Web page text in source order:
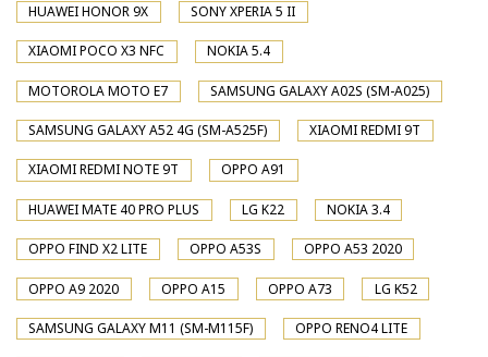
HUAWEI HONOR 9X SONY XPERIA 5 II
XIAOMI POCO X3 NFC NOKIA 5.4
MOTOROLA MOTO E7 SAMSUNG GALAXY A02S (SM-A025)
SAMSUNG GALAXY A52 4G (SM-A525F) XIAOMI REDMI 9T
XIAOMI REDMI NOTE 9T OPPO A91
HUAWEI MATE 40 PRO PLUS LG K22 NOKIA 3.4
OPPO FIND X2 LITE OPPO A53S OPPO A53 2020
OPPO A9 2020 OPPO A15 OPPO A73 LG K52
SAMSUNG GALAXY M11 (SM-M115F) OPPO RENO4 LITE